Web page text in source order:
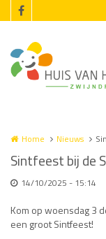
Overslaan en naar de
Home Nieuws
Sintfeest bij de
14/10/2025 - 15:14
Kom op woensdag 3
een groot Sintfeest!